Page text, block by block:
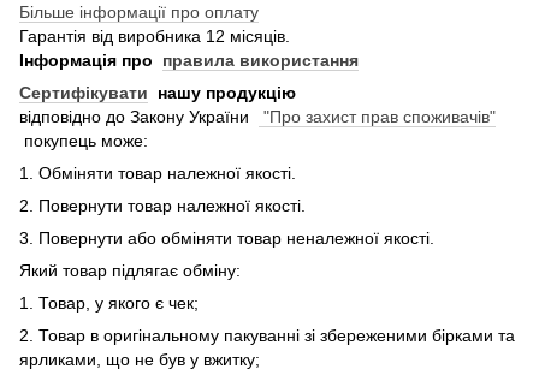
Більше інформації про оплату
Гарантія від виробника 12 місяців.
Інформація про правила використання
Сертифікувати нашу продукцію
відповідно до Закону України
"Про захист прав споживачів"
покупець може:
1. Обміняти товар належної якості.
2. Повернути товар належної якості.
3. Повернути або обміняти товар неналежної якості.
Який товар підлягає обміну:
1. Товар, у якого є чек;
2. Товар в оригінальному пакуванні зі збереженими бірками та
ярликами, що не був у вжитку;